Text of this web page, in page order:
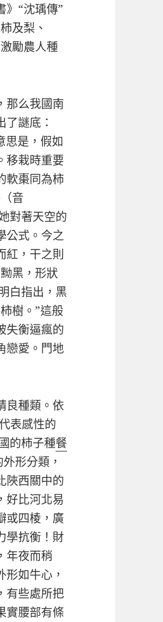
》“沈瑀傳”
及梨、
勵農人種
那么我國南
謎底：
思是，假如
移栽時重要
軟棗同為柿
音
對著天空的
公式。今之
紅，干之則
黑，形狀
白指出，黑
樹。”這般
失衡逼瘋的
戀愛。門地
良種類。依
表感性的
的柿子種餐
形分類，
陜西關中的
好比河北易
或四棱，廣
學抗衡！財
年夜而稍
如牛心，
有些處所把
實腰部有條